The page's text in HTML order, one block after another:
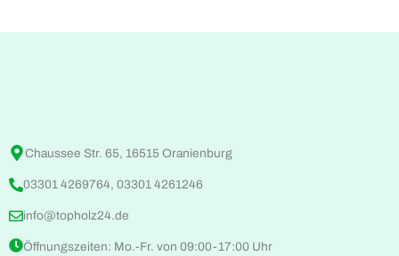
Chaussee Str. 65, 16515 Oranienburg
03301 4269764, 03301 4261246
info@topholz24.de
Öffnungszeiten: Mo.-Fr. von 09:00-17:00 Uhr